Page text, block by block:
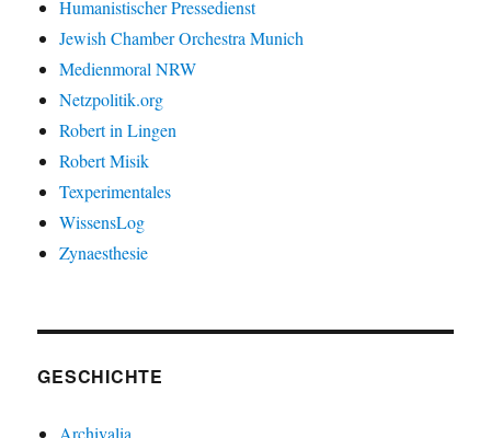
Humanistischer Pressedienst
Jewish Chamber Orchestra Munich
Medienmoral NRW
Netzpolitik.org
Robert in Lingen
Robert Misik
Texperimentales
WissensLog
Zynaesthesie
GESCHICHTE
Archivalia